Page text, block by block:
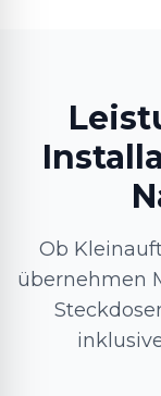
Ob
übernehmen